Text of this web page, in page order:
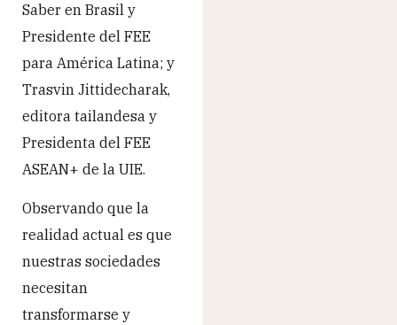
Saber en Brasil y
Presidente del FEE
para América Latina; y
Trasvin Jittidecharak,
editora tailandesa y
Presidenta del FEE
ASEAN+ de la UIE.
Observando que la
realidad actual es que
nuestras sociedades
necesitan
transformarse y